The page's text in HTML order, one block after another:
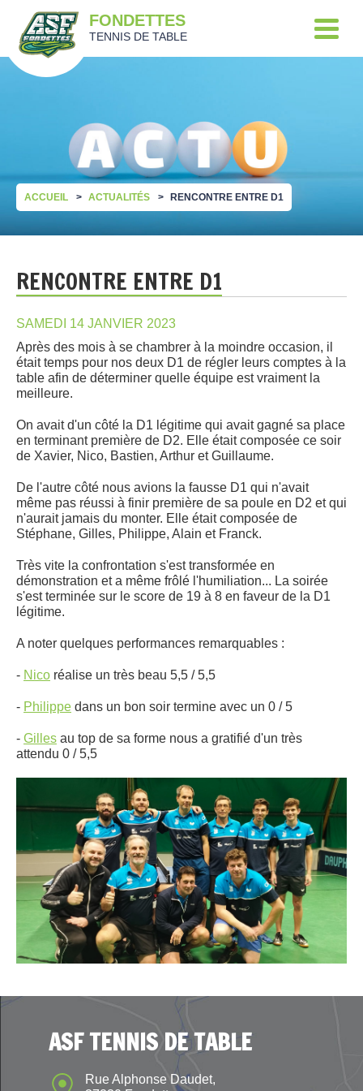
FONDETTES
TENNIS DE TABLE
ACCUEIL ACTUALITÉS RENCONTRE ENTRE D1
RENCONTRE ENTRE D1
SAMEDI 14 JANVIER 2023
Après des mois à se chambrer à la moindre occasion, il
était temps pour nos deux D1 de régler leurs comptes à la
table afin de déterminer quelle équipe est vraiment la
meilleure.
On avait d'un côté la D1 légitime qui avait gagné sa place
en terminant première de D2. Elle était composée ce soir
de Xavier, Nico, Bastien, Arthur et Guillaume.
De l'autre côté nous avions la fausse D1 qui n'avait
même pas réussi à finir première de sa poule en D2 et qui
n'aurait jamais du monter. Elle était composée de
Stéphane, Gilles, Philippe, Alain et Franck.
Très vite la confrontation s'est transformée en
démonstration et a même frôlé l'humiliation... La soirée
s'est terminée sur le score de 19 à 8 en faveur de la D1
légitime.
A noter quelques performances remarquables :
- Nico réalise un très beau 5,5 / 5,5
- Philippe dans un bon soir termine avec un 0 / 5
- Gilles au top de sa forme nous a gratifié d'un très
attendu 0 / 5,5
ASF TENNIS DE TABLE
Rue Alphonse Daudet,